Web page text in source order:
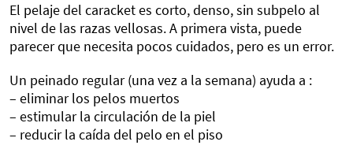
El pelaje del caracket es corto, denso, sin subpelo al
nivel de las razas vellosas. A primera vista, puede
parecer que necesita pocos cuidados, pero es un error.
Un peinado regular (una vez a la semana) ayuda a :
– eliminar los pelos muertos
– estimular la circulación de la piel
– reducir la caída del pelo en el piso